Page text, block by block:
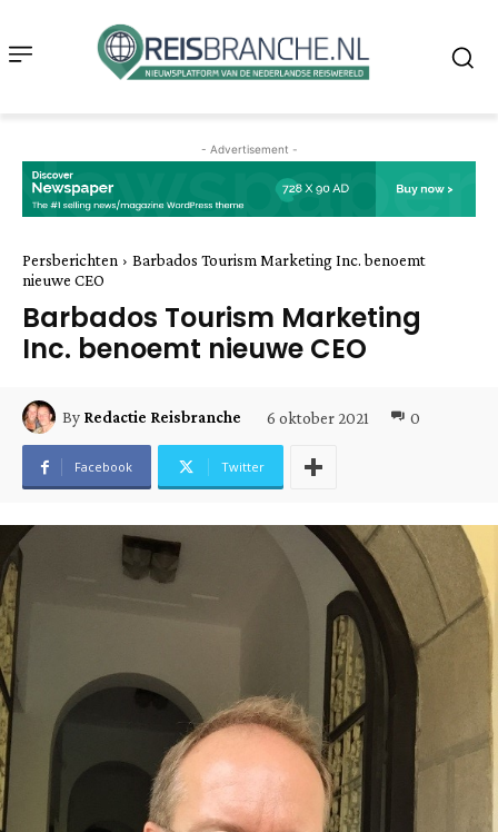
- Advertisement -
Persberichten
Barbados Tourism Marketing Inc. benoemt
nieuwe CEO
Barbados Tourism Marketing
Inc. benoemt nieuwe CEO
By Redactie Reisbranche 6 oktober 2021 0
Facebook Twitter